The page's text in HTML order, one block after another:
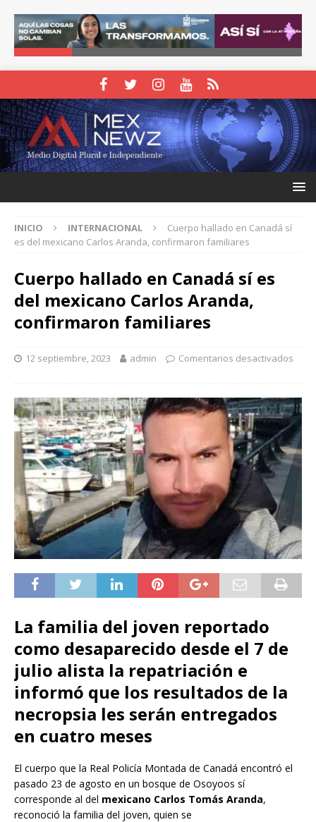
INICIO INTERNACIONAL
Cuerpo hallado en Canadá sí
es del mexicano Carlos Aranda, confirmaron familiares
Cuerpo hallado en Canadá sí es
del mexicano Carlos Aranda,
confirmaron familiares
12 septiembre, 2023 admin Comentarios desactivados
La familia del joven reportado
como desaparecido desde el 7 de
julio alista la repatriación e
informó que los resultados de la
necropsia les serán entregados
en cuatro meses
El cuerpo que la Real Policía Montada de Canadá encontró el
pasado 23 de agosto en un bosque de Osoyoos sí
corresponde al del mexicano Carlos Tomás Aranda,
reconoció la familia del joven, quien se